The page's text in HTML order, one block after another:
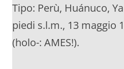
Tipo: Perù, Huánuco,
piedi s.l.m., 13 maggio
(holo-: AMES!).